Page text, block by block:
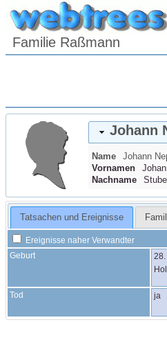
Familie Raßmann
Johann
Name Johann
Vornamen
Nachname
Tatsachen und Ereignisse
Ereignisse naher Verwandter
Geburt
Tod ja